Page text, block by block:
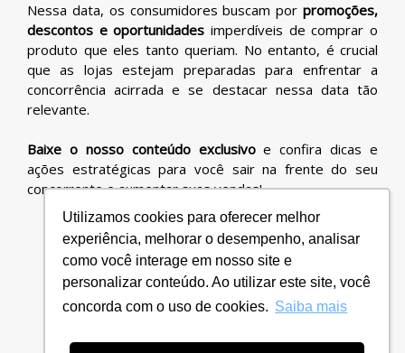
Utilizamos cookies para oferecer melhor
experiência, melhorar o desempenho, analisar
como você interage em nosso site e
personalizar conteúdo. Ao utilizar este site, você
concorda com o uso de cookies. Saiba mais
Nessa data, os consumidores buscam por promoções,
descontos e oportunidades imperdíveis de comprar o
produto que eles tanto queriam. No entanto, é crucial
que as lojas estejam preparadas para enfrentar a
concorrência acirrada e se destacar nessa data tão
relevante.
Baixe o nosso conteúdo exclusivoe confira dicas e
ações estratégicas para você sair na frente do seu
concorrente e aumentar suas vendas!
CLIQUE AQUI PARA BAIXAR